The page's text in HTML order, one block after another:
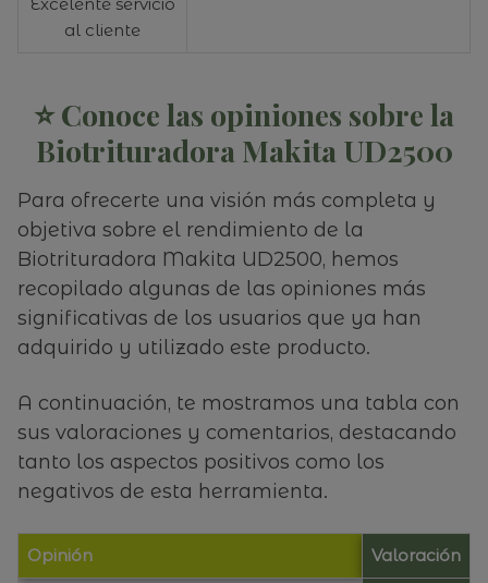
Excelente servicio
al cliente
⭐ Conoce las opiniones sobre la
Biotrituradora Makita UD2500
Para ofrecerte una visión más completa y
objetiva sobre el rendimiento de la
Biotrituradora Makita UD2500, hemos
recopilado algunas de las opiniones más
significativas de los usuarios que ya han
adquirido y utilizado este producto.
A continuación, te mostramos una tabla con
sus valoraciones y comentarios, destacando
tanto los aspectos positivos como los
negativos de esta herramienta.
Opinión Valoración